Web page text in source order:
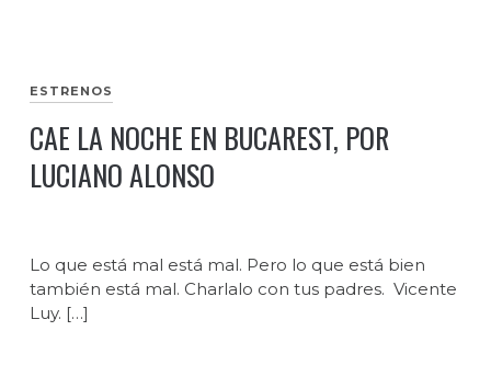
ESTRENOS
CAE LA NOCHE EN BUCAREST, POR
LUCIANO ALONSO
Lo que está mal está mal. Pero lo que está bien
también está mal. Charlalo con tus padres. Vicente
Luy. […]